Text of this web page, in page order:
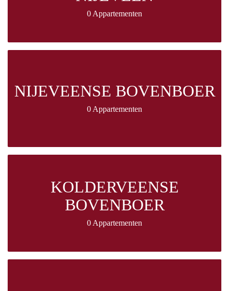
0 Appartementen
NIJEVEENSE BOVENBOER
0 Appartementen
KOLDERVEENSE
BOVENBOER
0 Appartementen